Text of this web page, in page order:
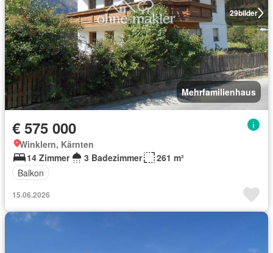
29bilder
Mehrfamilienhaus
€ 575 000
Winklern, Kärnten
14 Zimmer
3 Badezimmer
261 m²
Balkon
15.06.2026